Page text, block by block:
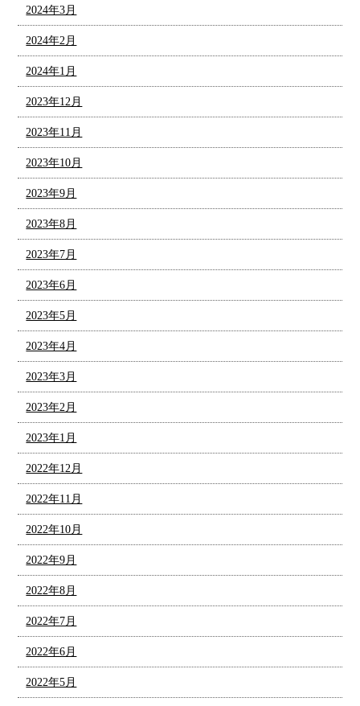
2024年3月
2024年2月
2024年1月
2023年12月
2023年11月
2023年10月
2023年9月
2023年8月
2023年7月
2023年6月
2023年5月
2023年4月
2023年3月
2023年2月
2023年1月
2022年12月
2022年11月
2022年10月
2022年9月
2022年8月
2022年7月
2022年6月
2022年5月